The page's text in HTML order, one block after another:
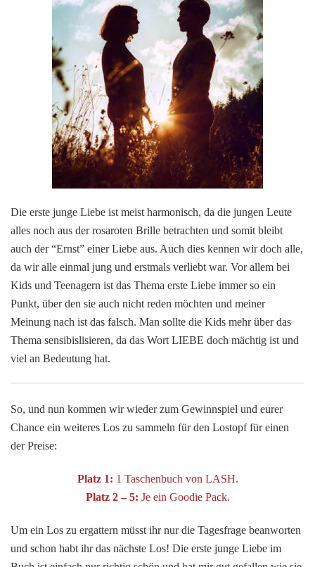
Die erste junge Liebe ist meist harmonisch, da die jungen Leute
alles noch aus der rosaroten Brille betrachten und somit bleibt
auch der “Ernst” einer Liebe aus. Auch dies kennen wir doch alle,
da wir alle einmal jung und erstmals verliebt war. Vor allem bei
Kids und Teenagern ist das Thema erste Liebe immer so ein
Punkt, über den sie auch nicht reden möchten und meiner
Meinung nach ist das falsch. Man sollte die Kids mehr über das
Thema sensibislisieren, da das Wort LIEBE doch mächtig ist und
viel an Bedeutung hat.
So, und nun kommen wir wieder zum Gewinnspiel und eurer
Chance ein weiteres Los zu sammeln für den Lostopf für einen
der Preise:
Platz 1: 1 Taschenbuch von LASH.
Platz 2 – 5: Je ein Goodie Pack.
Um ein Los zu ergattern müsst ihr nur die Tagesfrage beanworten
und schon habt ihr das nächste Los! Die erste junge Liebe im